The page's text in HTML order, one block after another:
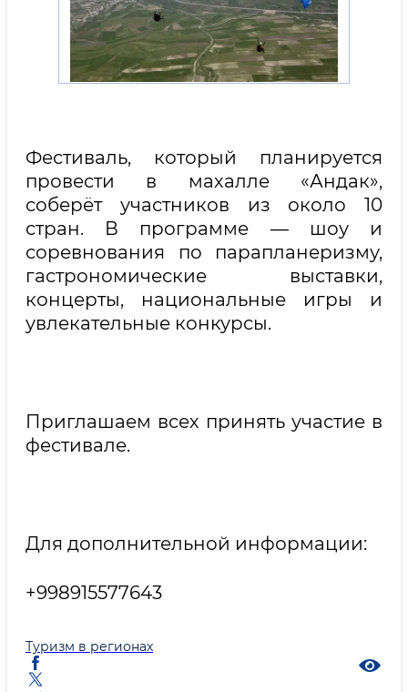
Фестиваль, который планируется
провести в махалле «Андак»,
соберёт участников из около 10
стран. В программе — шоу и
соревнования по парапланеризму,
гастрономические выставки,
концерты, национальные игры и
увлекательные конкурсы.
Приглашаем всех принять участие в
фестивале.
Для дополнительной информации:
+998915577643
Туризм в регионах